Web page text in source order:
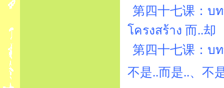
第四十七课：บ
โครงสร้าง 而..却
第四十七课：บ